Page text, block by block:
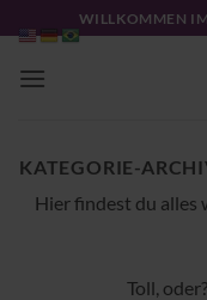
Inhalt
springen
WILLKOMMEN
KATEGORIE-
Hier findest du alles
Toll,